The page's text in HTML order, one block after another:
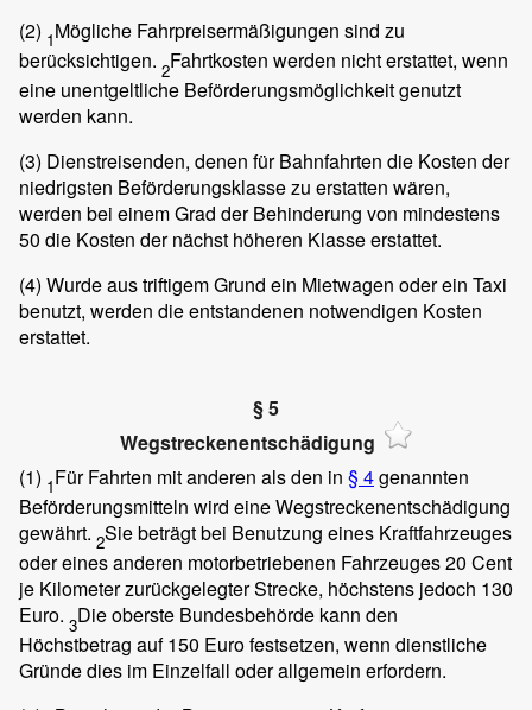
(2) 1Mögliche Fahrpreisermäßigungen sind zu
berücksichtigen. 2Fahrtkosten werden nicht erstattet, wenn
eine unentgeltliche Beförderungsmöglichkeit genutzt
werden kann.
(3) Dienstreisenden, denen für Bahnfahrten die Kosten der
niedrigsten Beförderungsklasse zu erstatten wären,
werden bei einem Grad der Behinderung von mindestens
50 die Kosten der nächst höheren Klasse erstattet.
(4) Wurde aus triftigem Grund ein Mietwagen oder ein Taxi
benutzt, werden die entstandenen notwendigen Kosten
erstattet.
§ 5
Wegstreckenentschädigung
(1) 1Für Fahrten mit anderen als den in § 4genannten
Beförderungsmitteln wird eine Wegstreckenentschädigung
gewährt. 2Sie beträgt bei Benutzung eines Kraftfahrzeuges
oder eines anderen motorbetriebenen Fahrzeuges 20 Cent
je Kilometer zurückgelegter Strecke, höchstens jedoch 130
Euro. 3Die oberste Bundesbehörde kann den
Höchstbetrag auf 150 Euro festsetzen, wenn dienstliche
Gründe dies im Einzelfall oder allgemein erfordern.